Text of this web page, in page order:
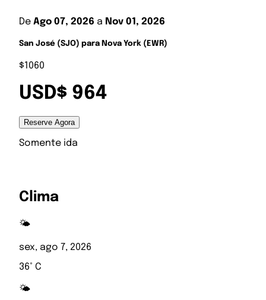
De Ago 07, 2026 a Nov 01, 2026
San José (SJO) para Nova York (EWR)
$1060
USD$ 964
Reserve Agora
Somente ida
Clima
🌤️
sex, ago 7, 2026
36° C
🌤️